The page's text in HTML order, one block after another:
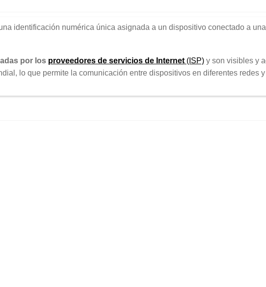
identificación numérica única asignada a un dispositivo conectado a
por los proveedores de servicios de Internet(ISP)y son visibles y
lo que permite la comunicación entre dispositivos en diferentes redes